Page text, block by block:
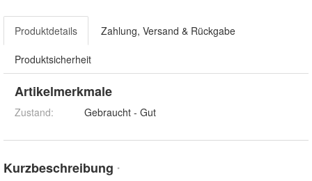
Produktdetails Zahlung, Versand & Rückgabe
Produktsicherheit
Artikelmerkmale
Zustand: Gebraucht - Gut
Kurzbeschreibung *